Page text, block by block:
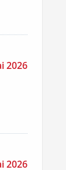
2026
2026